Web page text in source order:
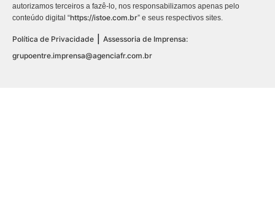
autorizamos terceiros a fazê-lo, nos responsabilizamos apenas pelo
conteúdo digital “https://istoe.com.br” e seus respectivos sites.
Política de Privacidade | Assessoria de Imprensa:
grupoentre.imprensa@agenciafr.com.br